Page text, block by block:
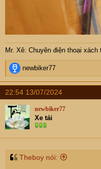
Mr. Xê: Chuyên điện thoại xách
R
e
a
c
t
i
o
n
s
newbiker77
22:54 13/07/2024
newbiker77
Xe tải
Theboy nói: